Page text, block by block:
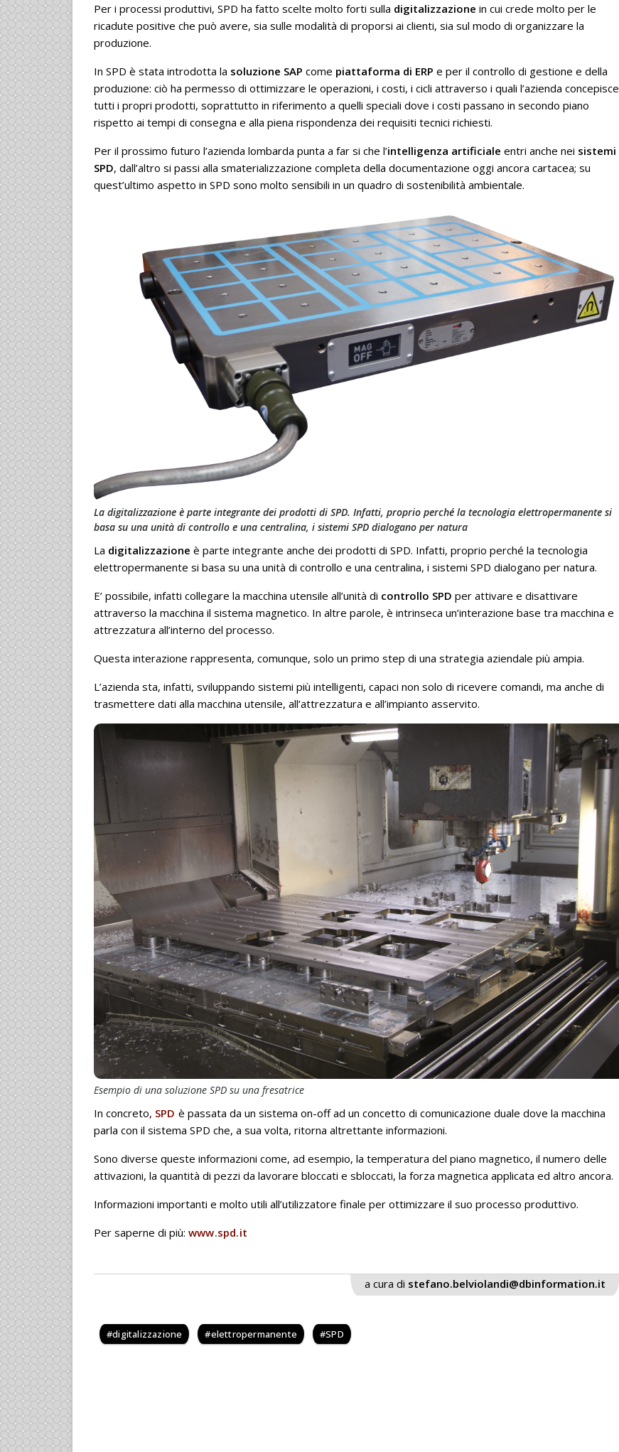
Per i processi produttivi, SPD ha fatto scelte molto forti sulla digitalizzazione in cui crede molto per le
ricadute positive che può avere, sia sulle modalità di proporsi ai clienti, sia sul modo di organizzare la
produzione.
In SPD è stata introdotta la soluzione SAP come piattaforma di ERP e per il controllo di gestione e della
produzione: ciò ha permesso di ottimizzare le operazioni, i costi, i cicli attraverso i quali l’azienda concepisce
tutti i propri prodotti, soprattutto in riferimento a quelli speciali dove i costi passano in secondo piano
rispetto ai tempi di consegna e alla piena rispondenza dei requisiti tecnici richiesti.
Per il prossimo futuro l’azienda lombarda punta a far si che l’intelligenza artificiale entri anche nei sistemi
SPD, dall’altro si passi alla smaterializzazione completa della documentazione oggi ancora cartacea; su
quest’ultimo aspetto in SPD sono molto sensibili in un quadro di sostenibilità ambientale.
La digitalizzazione è parte integrante dei prodotti di SPD. Infatti, proprio perché la tecnologia elettropermanente si
basa su una unità di controllo e una centralina, i sistemi SPD dialogano per natura
La digitalizzazione è parte integrante anche dei prodotti di SPD. Infatti, proprio perché la tecnologia
elettropermanente si basa su una unità di controllo e una centralina, i sistemi SPD dialogano per natura.
E’ possibile, infatti collegare la macchina utensile all’unità di controllo SPD per attivare e disattivare
attraverso la macchina il sistema magnetico. In altre parole, è intrinseca un’interazione base tra macchina e
attrezzatura all’interno del processo.
Questa interazione rappresenta, comunque, solo un primo step di una strategia aziendale più ampia.
L’azienda sta, infatti, sviluppando sistemi più intelligenti, capaci non solo di ricevere comandi, ma anche di
trasmettere dati alla macchina utensile, all’attrezzatura e all’impianto asservito.
Esempio di una soluzione SPD su una fresatrice
In concreto, SPD è passata da un sistema on-off ad un concetto di comunicazione duale dove la macchina
parla con il sistema SPD che, a sua volta, ritorna altrettante informazioni.
Sono diverse queste informazioni come, ad esempio, la temperatura del piano magnetico, il numero delle
attivazioni, la quantità di pezzi da lavorare bloccati e sbloccati, la forza magnetica applicata ed altro ancora.
Informazioni importanti e molto utili all’utilizzatore finale per ottimizzare il suo processo produttivo.
Per saperne di più: www.spd.it
a cura di stefano.belviolandi@dbinformation.it
digitalizzazione elettropermanente SPD